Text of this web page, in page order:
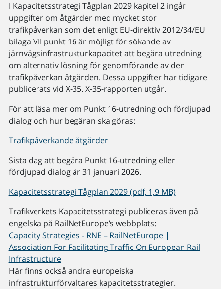
I Kapacitetsstrategi Tågplan 2029 kapitel 2 ingår
uppgifter om åtgärder med mycket stor
trafikpåverkan som det enligt EU-direktiv 2012/34/EU
bilaga VII punkt 16 är möjligt för sökande av
järnvägsinfrastrukturkapacitet att begära utredning
om alternativ lösning för genomförande av den
trafikpåverkan åtgärden. Dessa uppgifter har tidigare
publicerats vid X-35. X-35-rapporten utgår.
För att läsa mer om Punkt 16-utredning och fördjupad
dialog och hur begäran ska göras:
Trafikpåverkande åtgärder
Sista dag att begära Punkt 16-utredning eller
fördjupad dialog är 31 januari 2026.
Kapacitetsstrategi Tågplan 2029 (pdf, 1,9 MB)
Trafikverkets Kapacitetsstrategi publiceras även på
engelska på RailNetEurope’s webbplats:
Capacity Strategies - RNE – RailNetEurope |
Association For Facilitating Traffic On European Rail
Infrastructure
Här finns också andra europeiska
infrastrukturförvaltares kapacitetsstrategier.